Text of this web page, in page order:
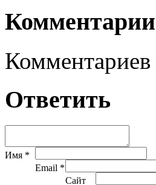
Ответить
Имя *
Email *
Сайт